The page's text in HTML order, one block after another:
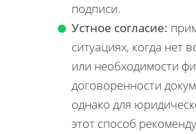
подписи.
Устное согласие:
ситуациях, когда нет
или необходимости
договоренности
однако для
этот способ